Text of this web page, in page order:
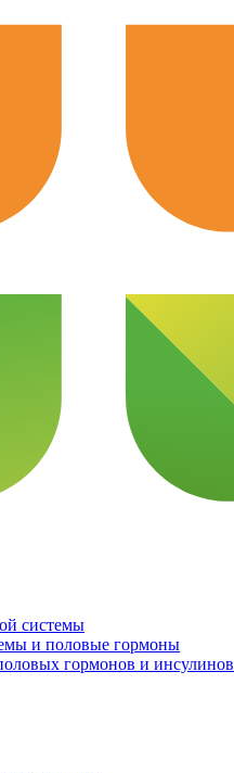
системы
и половые гормоны
гормонов и инсулинов